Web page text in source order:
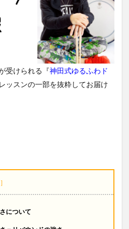
受けられる『神田式ゆるふわド
ッスンの一部を抜粋してお届け
について